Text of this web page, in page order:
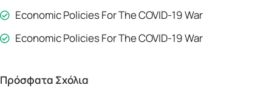
Economic Policies For The COVID-19 War
Economic Policies For The COVID-19 War
Πρόσφατα Σχόλια